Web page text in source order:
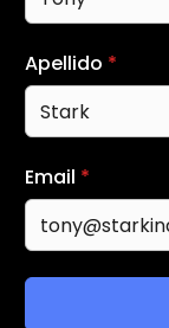
Apellido *
Email *